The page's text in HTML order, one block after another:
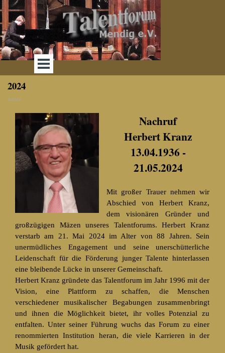
Direkt zum Seiteninhalt
Menü überspringen
2024
Archiv
Nachruf
Herbert Kranz
13.04.1936 -
21.05.2024
Mit großer Trauer nehmen wir
Abschied von Herbert Kranz,
dem visionären Gründer und
großzügigen Mäzen unseres Talentforums. Herbert Kranz
verstarb am 21. Mai 2024 im Alter von 88 Jahren. Sein
unermüdliches Engagement und seine unerschütterliche
Leidenschaft für die Förderung junger Talente hinterlassen
eine bleibende Lücke in unserer Gemeinschaft.
Herbert Kranz gründete das Talentforum im Jahr 1996 mit der
Vision, eine Plattform zu schaffen, die Menschen
verschiedener musikalischer Begabungen zusammenbringt
und ihnen die Möglichkeit bietet, ihr volles Potenzial zu
entfalten. Unter seiner Führung wuchs das Forum zu einer
renommierten Institution heran, die viele Karrieren in der
Musik gefördert hat.